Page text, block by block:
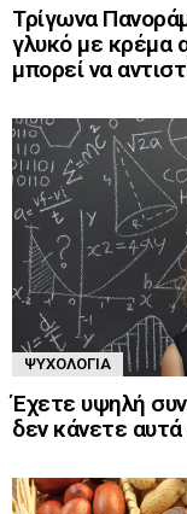
Τρίγωνα
γλυκό με κρέμα
μπορεί να
ΨΥΧΟΛΟΓΊΑ
Έχετε υψηλή
δεν κάνετε